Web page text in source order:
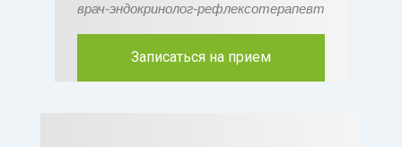
врач-эндокринолог-рефлексотерапевт
Записаться на прием